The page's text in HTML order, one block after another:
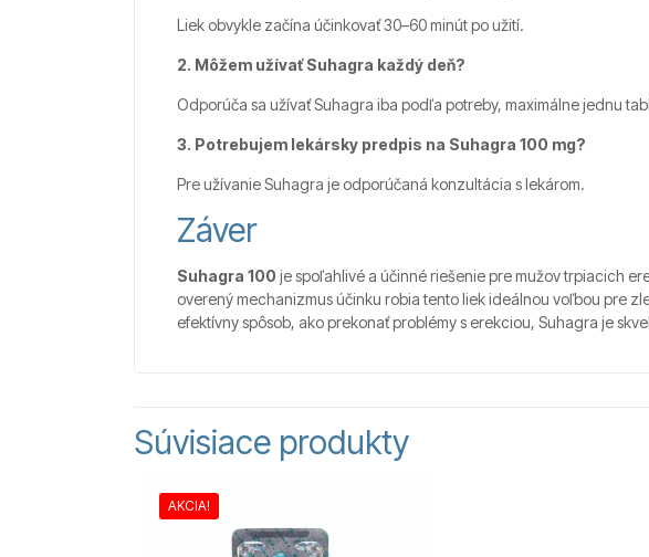
Liek obvykle začína účinkovať 30–60 minút po užití.
2. Môžem užívať Suhagra každý deň?
Odporúča sa užívať Suhagra iba podľa potreby, maximálne jednu
3. Potrebujem lekársky predpis na Suhagra 100 mg?
Pre užívanie Suhagra je odporúčaná konzultácia s lekárom.
Záver
Suhagra 100 je spoľahlivé a účinné riešenie pre mužov trpiacich
overený mechanizmus účinku robia tento liek ideálnou voľbou pre
efektívny spôsob, ako prekonať problémy s erekciou, Suhagra je
Súvisiace produkty
AKCIA!